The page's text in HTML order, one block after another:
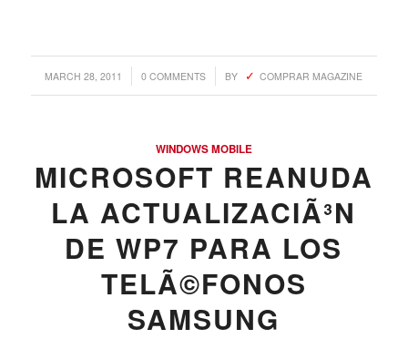
MARCH 28, 2011
/ 0 COMMENTS
/ BY COMPRAR MAGAZINE
WINDOWS MOBILE
MICROSOFT REANUDA
LA ACTUALIZACIÃ³N
DE WP7 PARA LOS
TELÃ©FONOS
SAMSUNG
PRODUCTOS DE TECHNOLOGIA
Ofertas de Los Distirbuidores
Automatización del Hogar